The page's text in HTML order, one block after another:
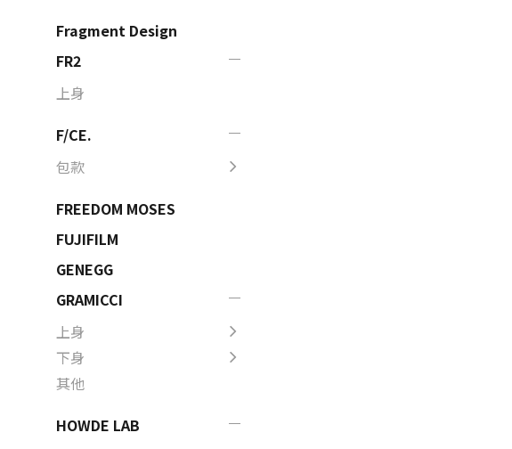
Fragment Design
FR2
上身
F/CE.
包款
FREEDOM MOSES
FUJIFILM
GENEGG
GRAMICCI
上身
下身
其他
HOWDE LAB